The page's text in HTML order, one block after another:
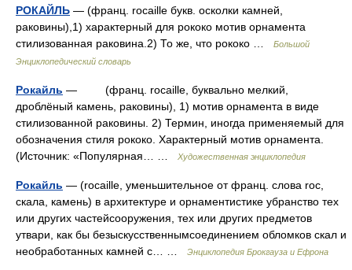
РОКАЙЛЬ — (франц. rocaille букв. осколки камней,
раковины),1) характерный для рококо мотив орнамента
стилизованная раковина.2) То же, что рококо …
Большой
Энциклопедический словарь
Рокайль — (франц. rocaille, буквально мелкий,
дроблёный камень, раковины), 1) мотив орнамента в виде
стилизованной раковины. 2) Термин, иногда применяемый для
обозначения стиля рококо. Характерный мотив орнамента.
(Источник: «Популярная… …
Художественная энциклопедия
Рокайль — (rocaille, уменьшительное от франц. слова rос,
скала, камень) в архитектуре и орнаментистике убранство тех
или других частейсооружения, тех или других предметов
утвари, как бы безыскусственнымсоединением обломков скал и
необработанных камней с… …
Энциклопедия Брокгауза и Ефрона